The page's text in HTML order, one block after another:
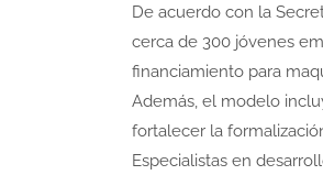
De acuerdo con la
cerca de 300 jóvenes
financiamiento para
Además, el modelo
fortalecer la
Especialistas en